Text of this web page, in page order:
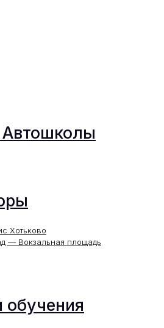
Хотьково
— Вокзальная площадь
обучения